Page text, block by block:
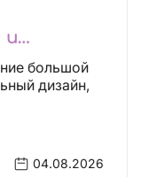
и
большой
дизайн,
04.08.2026